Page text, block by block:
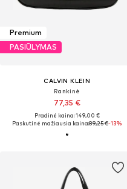
Premium
PASIŪLYMAS
CALVIN KLEIN
Rankinė
77,35 €
Pradinė kaina: 149,00 €
Paskutinė mažiausia kaina:89,25 €-13%